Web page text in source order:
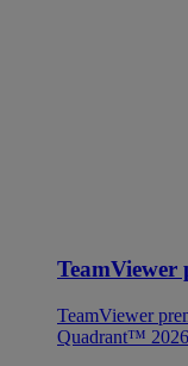
TeamViewer
TeamViewer
Quadrant™